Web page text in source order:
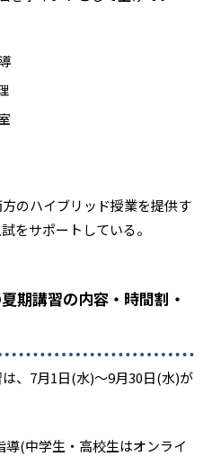
のハイブリッド授業を提供す
をサポートしている。
期講習の内容・時間割・
、7月1日(水)〜9月30日(水)が
(中学生・高校生はオンライ